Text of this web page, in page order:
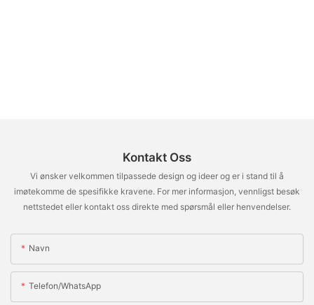
Kontakt Oss
Vi ønsker velkommen tilpassede design og ideer og er i stand til å
imøtekomme de spesifikke kravene. For mer informasjon, vennligst besøk
nettstedet eller kontakt oss direkte med spørsmål eller henvendelser.
Navn
Telefon/whatsApp